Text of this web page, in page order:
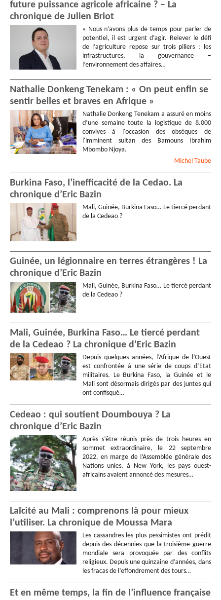
future puissance agricole africaine ? – La
chronique de Julien Briot
« Nous n’avons plus de temps pour parler de
potentiel, il est urgent d’agir. Relever le défi
de l’agriculture repose sur trois piliers : les
infrastructures, la gouvernance –
l’environnement des affaires…
Nathalie Donkeng Tenekam : « On peut enfin se
sentir belles et braves en Afrique »
Nathalie Donkeng Tenekam a assuré en moins
d’une semaine toute la logistique de 8.000
convives à l'occasion des obsèques de
l'imminent sultan des Bamouns Ibrahim
Mbombo Njoya.
Michel Taube
Burkina Faso, l’inefficacité de la Cedao. La
chronique d’Eric Bazin
Mali, Guinée, Burkina Faso… Le tiercé perdant
de la Cedeao ?
Guinée, un légionnaire en terres étrangères ! La
chronique d’Eric Bazin
Mali, Guinée, Burkina Faso… Le tiercé perdant
de la Cedeao ?
Mali, Guinée, Burkina Faso… Le tiercé perdant
de la Cedeao ? La chronique d’Eric Bazin
Depuis quelques années, l’Afrique de l’Ouest
est confrontée à une série de coups d’Etat
militaires. Le Burkina Faso, la Guinée et le
Mali sont désormais dirigés par des juntes qui
ont confisqué…
Cedeao : qui soutient Doumbouya ? La
chronique d’Eric Bazin
Après s’être réunis près de trois heures en
sommet extraordinaire, le 22 septembre
2022, en marge de l’Assemblée générale des
Nations unies, à New York, les pays ouest-
africains avaient annoncé des mesures…
Laïcité au Mali : comprenons là pour mieux
l’utiliser. La chronique de Moussa Mara
Les cassandres les plus pessimistes ont prédit
depuis des décennies que la troisième guerre
mondiale sera provoquée par des conflits
religieux. Depuis une quinzaine d’années, dans
les fracas de l’effondrement des tours…
Et en même temps, la fin de l’influence française